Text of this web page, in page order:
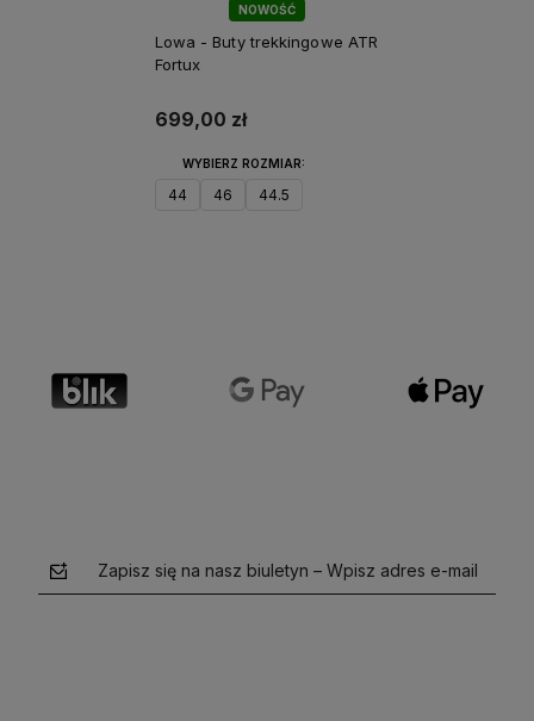
NOWOŚĆ
Lowa - Buty trekkingowe ATR
Fortux
699,00 zł
WYBIERZ ROZMIAR:
44 46 44.5
Zapisz się na nasz biuletyn – Wpisz adres e-mail